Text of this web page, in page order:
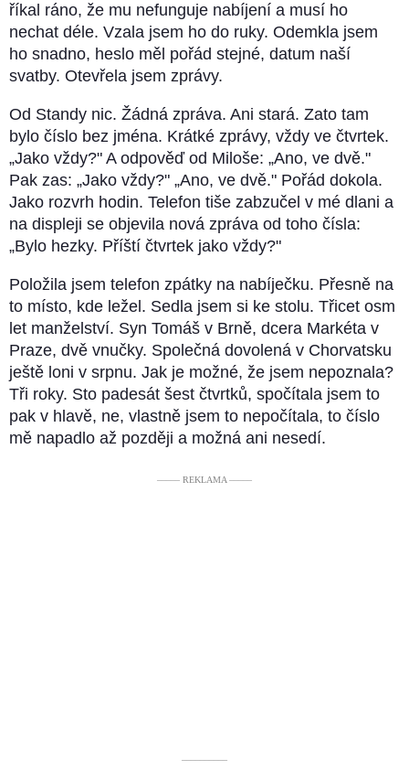
říkal ráno, že mu nefunguje nabíjení a musí ho
nechat déle. Vzala jsem ho do ruky. Odemkla jsem
ho snadno, heslo měl pořád stejné, datum naší
svatby. Otevřela jsem zprávy.
Od Standy nic. Žádná zpráva. Ani stará. Zato tam
bylo číslo bez jména. Krátké zprávy, vždy ve čtvrtek.
„Jako vždy?" A odpověď od Miloše: „Ano, ve dvě."
Pak zas: „Jako vždy?" „Ano, ve dvě." Pořád dokola.
Jako rozvrh hodin. Telefon tiše zabzučel v mé dlani a
na displeji se objevila nová zpráva od toho čísla:
„Bylo hezky. Příští čtvrtek jako vždy?"
Položila jsem telefon zpátky na nabíječku. Přesně na
to místo, kde ležel. Sedla jsem si ke stolu. Třicet osm
let manželství. Syn Tomáš v Brně, dcera Markéta v
Praze, dvě vnučky. Společná dovolená v Chorvatsku
ještě loni v srpnu. Jak je možné, že jsem nepoznala?
Tři roky. Sto padesát šest čtvrtků, spočítala jsem to
pak v hlavě, ne, vlastně jsem to nepočítala, to číslo
mě napadlo až později a možná ani nesedí.
––––– REKLAMA –––––
––––––––––